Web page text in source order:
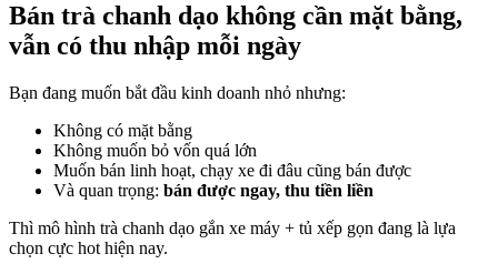
Bán trà chanh dạo không cần mặt bằng,
vẫn có thu nhập mỗi ngày
Bạn đang muốn bắt đầu kinh doanh nhỏ nhưng:
Không có mặt bằng
Không muốn bỏ vốn quá lớn
Muốn bán linh hoạt, chạy xe đi đâu cũng bán được
Và quan trọng: bán được ngay, thu tiền liền
Thì mô hình trà chanh dạo gắn xe máy + tủ xếp gọn đang là lựa
chọn cực hot hiện nay.